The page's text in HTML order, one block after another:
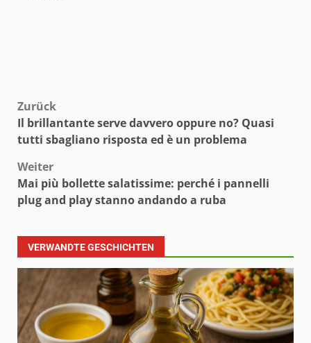
Beitragsnavigation
Zurück
Il brillantante serve davvero oppure no? Quasi
tutti sbagliano risposta ed è un problema
Weiter
Mai più bollette salatissime: perché i pannelli
plug and play stanno andando a ruba
VERWANDTE GESCHICHTEN